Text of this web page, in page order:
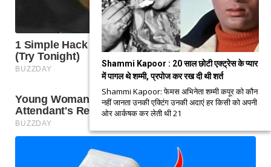
Shammi Kapoor : 20 साल छोटी एक्ट्रेस के प्यार
में पागल थे शम्मी, प्रपोज कर रख दी थी शर्त
Shammi Kapoor: फेमस अभिनेता शम्मी कपूर को कौन
नहीं जानता उनकी एक्टिंग उनकी अदाएं हर किसी को अपनी
ओर आर्कषक कर लेती थी 21